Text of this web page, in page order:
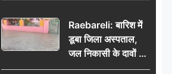
जनसमस्याओं का विवरण
Raebareli: बारिश में
डूबा जिला अस्पताल,
जल निकासी के दावों की
खुली पोल